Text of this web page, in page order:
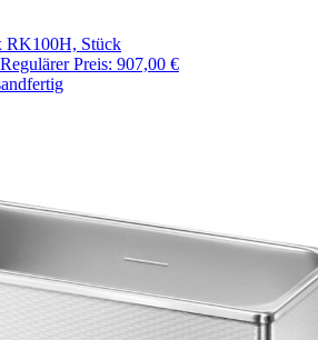
RK100H, Stück
Regulärer Preis: 907,00 €